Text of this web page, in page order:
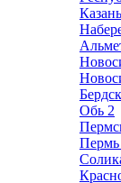
Казань
Бердск
Обь 2
Пермь